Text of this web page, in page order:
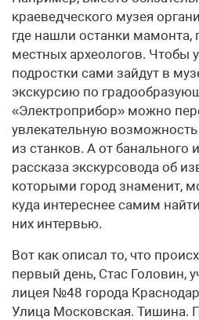
краеведческого музея
где нашли останки мамонта,
местных археологов. Чтобы
подростки сами зайдут в
экскурсию по
«Электроприбор» можно
увлекательную
из станков. А от банального
рассказа экскурсовода об
которыми город знаменит,
куда интереснее самим
них интервью.
Вот как описал то, что
первый день, Стас Головин,
лицея №48 города
Улица Московская. Тишина.